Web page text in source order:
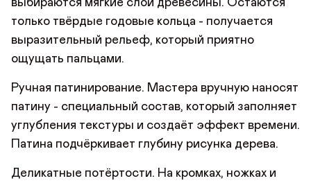
выбираются мягкие слои древесины. Остаются
только твёрдые годовые кольца - получается
выразительный рельеф, который приятно
ощущать пальцами.
Ручная патинирование. Мастера вручную наносят
патину - специальный состав, который заполняет
углубления текстуры и создаёт эффект времени.
Патина подчёркивает глубину рисунка дерева.
Деликатные потёртости. На кромках, ножках и